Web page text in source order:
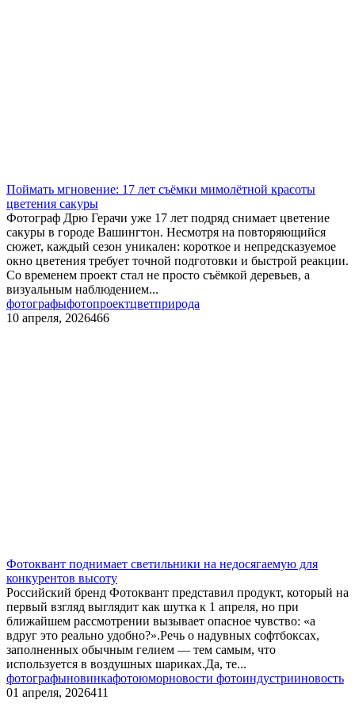
Поймать мгновение: 17 лет съёмки мимолётной красоты
цветения сакуры
Фотограф Дрю Герачи уже 17 лет подряд снимает цветение
сакуры в городе Вашингтон. Несмотря на повторяющийся
сюжет, каждый сезон уникален: короткое и непредсказуемое
окно цветения требует точной подготовки и быстрой реакции.
Со временем проект стал не просто съёмкой деревьев, а
визуальным наблюдением...
фотографыфотопроектцветприрода
10 апреля, 2026466
Фотоквант поднимает светильники на недосягаемую для
конкурентов высоту
Российский бренд Фотоквант представил продукт, который на
первый взгляд выглядит как шутка к 1 апреля, но при
ближайшем рассмотрении вызывает опасное чувство: «а
вдруг это реально удобно?».Речь о надувных софтбоксах,
заполненных обычным гелием — тем самым, что
используется в воздушных шариках.Да, те...
фотографыновинкафотоюморновости фотоиндустрииновость
01 апреля, 2026411